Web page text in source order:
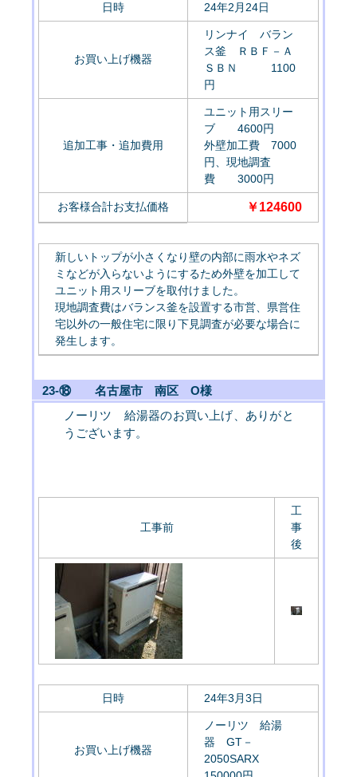
日時 24年2月24日
お買い上げ機器
リンナイ バラン
ス釜 ＲＢＦ－Ａ
ＳＢＮ 1100
円
追加工事・追加費用
ユニット用スリー
ブ 4600円
外壁加工費 7000
円、現地調査
費 3000円
お客様合計お支払価格 ￥124600
新しいトップが小さくなり壁の内部に雨水やネズ
ミなどが入らないようにするため外壁を加工して
ユニット用スリーブを取付けました。
現地調査費はバランス釜を設置する市営、県営住
宅以外の一般住宅に限り下見調査が必要な場合に
発生します。
23-⑱ 名古屋市 南区 O様
ノーリツ 給湯器のお買い上げ、ありがと
うございます。
工事前
工
事
後
日時 24年3月3日
お買い上げ機器
ノーリツ 給湯
器 GT－
2050SARX